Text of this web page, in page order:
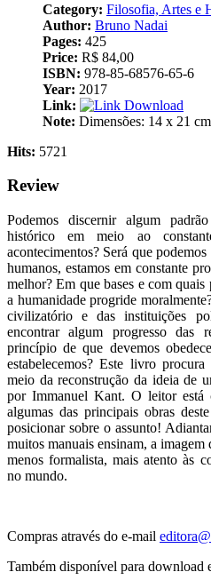
Category: Filosofia, Artes e
Author: Bruno Nadai
Pages: 425
Price: R$ 84,00
ISBN: 978-85-68576-65-6
Year: 2017
Link:
Download
Note: Dimensões: ‎14 x 21 cm
Hits: 5721
Review
Podemos discernir algum
histórico em meio ao
acontecimentos? Será que
humanos, estamos em constante
melhor? Em que bases e com
a humanidade progride
civilizatório e das instituições
encontrar algum progresso das
princípio de que devemos
estabelecemos? Este livro
meio da reconstrução da ideia de
por Immanuel Kant. O leitor está
algumas das principais obras
posicionar sobre o assunto!
muitos manuais ensinam, a
menos formalista, mais atento às
no mundo.
Compras através do e-mail
Também disponível para download